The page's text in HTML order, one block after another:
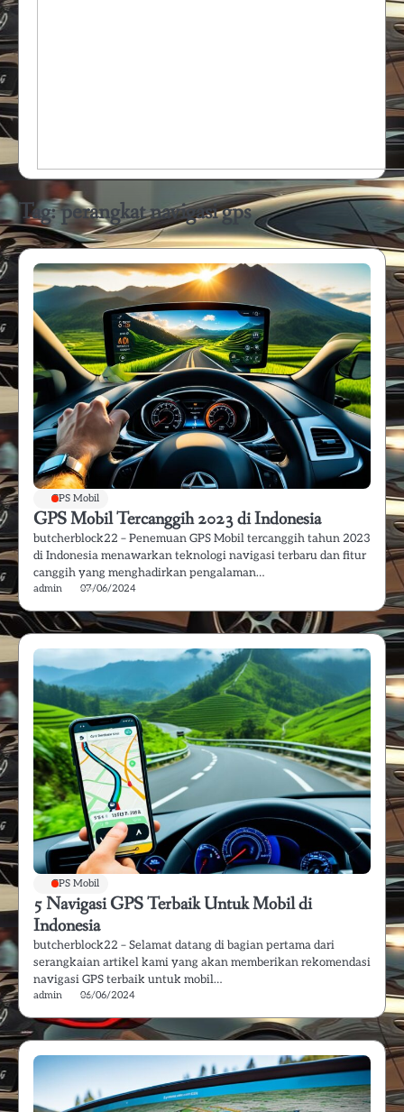
Tag:perangkat navigasi gps
GPS Mobil
GPS Mobil Tercanggih 2023 di Indonesia
butcherblock22 – Penemuan GPS Mobil tercanggih tahun 2023
di Indonesia menawarkan teknologi navigasi terbaru dan fitur
canggih yang menghadirkan pengalaman…
admin 07/06/2024
GPS Mobil
5 Navigasi GPS Terbaik Untuk Mobil di
Indonesia
butcherblock22 – Selamat datang di bagian pertama dari
serangkaian artikel kami yang akan memberikan rekomendasi
navigasi GPS terbaik untuk mobil…
admin 06/06/2024